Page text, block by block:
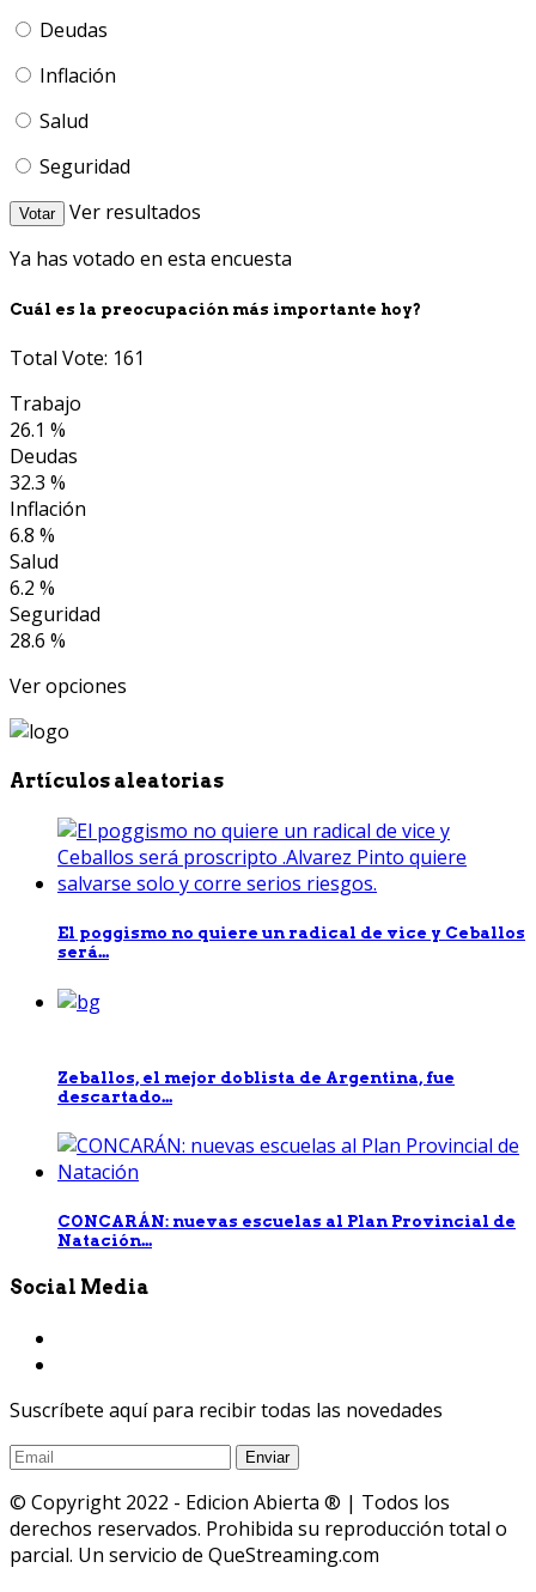
Deudas
Inflación
Salud
Seguridad
Votar
Ver resultados
Ya has votado en esta encuesta
Cuál es la preocupación más importante hoy?
Total Vote: 161
Trabajo
26.1 %
Deudas
32.3 %
Inflación
6.8 %
Salud
6.2 %
Seguridad
28.6 %
Ver opciones
Artículos aleatorias
El poggismo no quiere un radical de vice y Ceballos
será...
Zeballos, el mejor doblista de Argentina, fue
descartado...
CONCARÁN: nuevas escuelas al Plan Provincial de
Natación...
Social Media
Suscríbete aquí para recibir todas las novedades
© Copyright 2022 - Edicion Abierta ® | Todos los
derechos reservados. Prohibida su reproducción total o
parcial. Un servicio de QueStreaming.com